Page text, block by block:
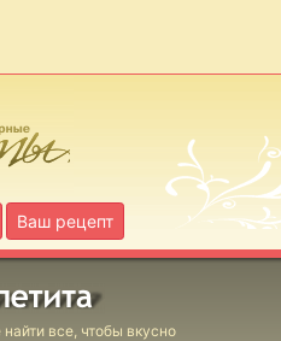
Ваш рецепт
все, чтобы вкусно